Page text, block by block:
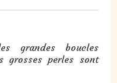
grandes boucles
grosses perles sont